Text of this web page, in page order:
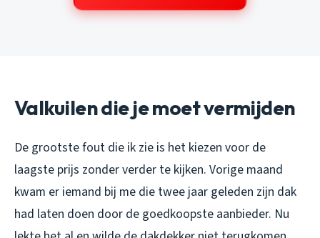
Valkuilen die je moet vermijden
De grootste fout die ik zie is het kiezen voor de
laagste prijs zonder verder te kijken. Vorige maand
kwam er iemand bij me die twee jaar geleden zijn dak
had laten doen door de goedkoopste aanbieder. Nu